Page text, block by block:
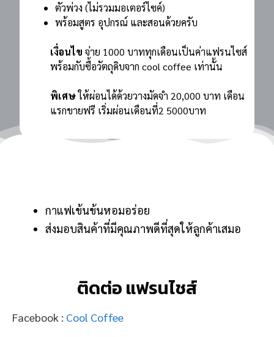
ตัวพ่วง (ไม่รวมมอเตอร์ไซค์)
พร้อมสูตร อุปกรณ์ และสอนด้วยครับ
เงื่อนไข จ่าย 1000 บาททุกเดือนเป็นค่าแฟรนไซส์
พร้อมกับซื้อวัตถุดิบจาก cool coffee เท่านั้น
พิเศษให้ผ่อนได้ด้วยวางมัดจำ 20,000 บาท เดือน
แรกขายฟรี เริ่มผ่อนเดือนที่2 5000บาท
กาแฟเข้นข้นหอมอร่อย
ส่งมอบสินค้าที่มีคุณภาพดีที่สุดให้ลูกค้าเสมอ
ติดต่อ แฟรนไชส์
Facebook : Cool Coffee